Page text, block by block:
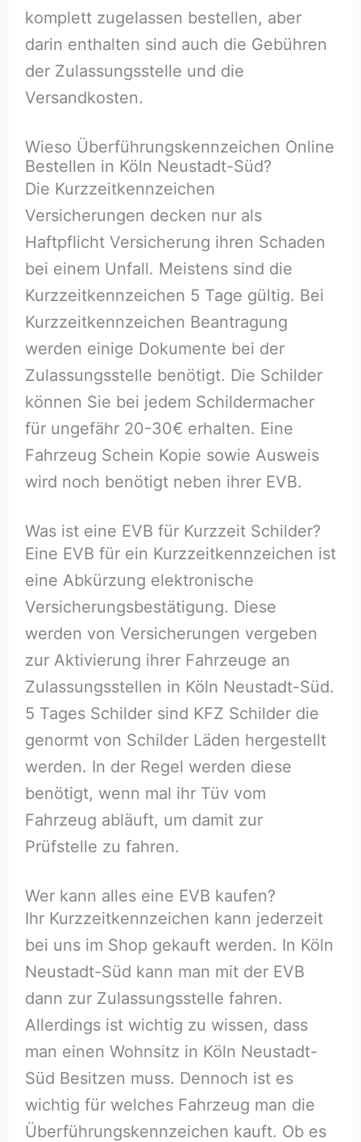
komplett zugelassen bestellen, aber
darin enthalten sind auch die Gebühren
der Zulassungsstelle und die
Versandkosten.
Wieso Überführungskennzeichen Online
Bestellen in Köln Neustadt-Süd?
Die Kurzzeitkennzeichen
Versicherungen decken nur als
Haftpflicht Versicherung ihren Schaden
bei einem Unfall. Meistens sind die
Kurzzeitkennzeichen 5 Tage gültig. Bei
Kurzzeitkennzeichen Beantragung
werden einige Dokumente bei der
Zulassungsstelle benötigt. Die Schilder
können Sie bei jedem Schildermacher
für ungefähr 20-30€ erhalten. Eine
Fahrzeug Schein Kopie sowie Ausweis
wird noch benötigt neben ihrer EVB.
Was ist eine EVB für Kurzzeit Schilder?
Eine EVB für ein Kurzzeitkennzeichen ist
eine Abkürzung elektronische
Versicherungsbestätigung. Diese
werden von Versicherungen vergeben
zur Aktivierung ihrer Fahrzeuge an
Zulassungsstellen in Köln Neustadt-Süd.
5 Tages Schilder sind KFZ Schilder die
genormt von Schilder Läden hergestellt
werden. In der Regel werden diese
benötigt, wenn mal ihr Tüv vom
Fahrzeug abläuft, um damit zur
Prüfstelle zu fahren.
Wer kann alles eine EVB kaufen?
Ihr Kurzzeitkennzeichen kann jederzeit
bei uns im Shop gekauft werden. In Köln
Neustadt-Süd kann man mit der EVB
dann zur Zulassungsstelle fahren.
Allerdings ist wichtig zu wissen, dass
man einen Wohnsitz in Köln Neustadt-
Süd Besitzen muss. Dennoch ist es
wichtig für welches Fahrzeug man die
Überführungskennzeichen kauft. Ob es